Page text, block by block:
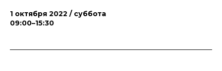
1 октября 2022 / суббота
09:00–15:30